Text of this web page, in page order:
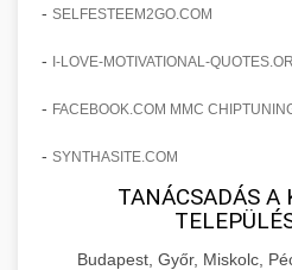
amelyek valós
marketing
útjáról, bemutatva az utat
virágzó vállalkozásig
klinika
Érdeklődés 150%-
Technikák és
érdeklődésének és
növeléséhez. Egy
esettanulmány
🎮 19. AI Google
Kampány
- SELFESTEEM2GO.COM
- I-LOVE-MOTIVATIONAL-
- FACEBOOK.COM MMC
- SYNTHASITE.COM
TANÁCSADÁS A
Budapest, Győr, Miskolc,